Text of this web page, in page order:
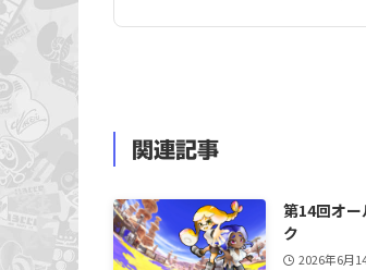
関連記事
第14回オー
ク
2026年6月